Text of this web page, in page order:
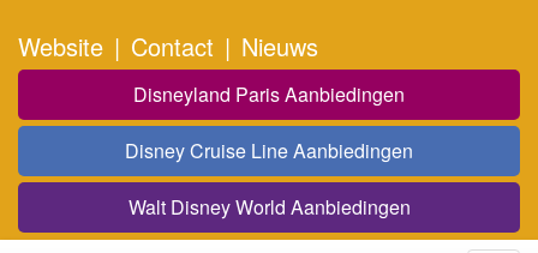
Website | Contact | Nieuws
Disneyland Paris Aanbiedingen
Disney Cruise Line Aanbiedingen
Walt Disney World Aanbiedingen